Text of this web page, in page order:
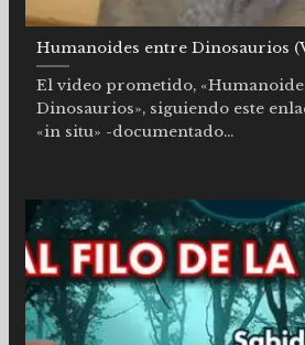
Humanoides entre Dinosaurios
El video prometido,
Dinosaurios», siguiendo este
«in situ» -documentado...